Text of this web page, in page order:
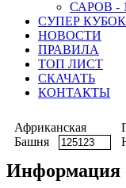
САРОВ -
СУПЕР КУБОК
НОВОСТИ
ПРАВИЛА
ТОП ЛИСТ
СКАЧАТЬ
КОНТАКТЫ
Африканская
Башня
Информация